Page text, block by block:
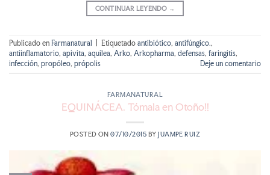
CONTINUAR LEYENDO →
Publicado en Farmanatural Etiquetado antibiótico, antifúngico.,
antiinflamatorio, apivita, aquilea, Arko, Arkopharma, defensas, faringitis,
infección, propóleo, própolis Deje un comentario
FARMANATURAL
EQUINÁCEA. Tómala en Otoño!!
POSTED ON07/10/2015 BYJUAMPE RUIZ